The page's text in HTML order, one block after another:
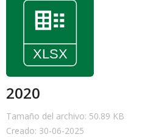
2020
Tamaño del archivo: 50.89 KB
Creado: 30-06-2025